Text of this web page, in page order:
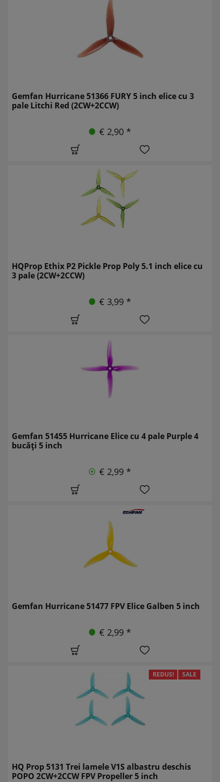
Gemfan Hurricane 51366 FURY 5 inch elice cu 3
pale Litchi Red (2CW+2CCW)
€ 2,90 *
HQProp Ethix P2 Pickle Prop Poly 5.1 inch elice cu
3 pale (2CW+2CCW)
€ 3,99 *
Gemfan 51455 Hurricane Elice cu 4 pale Purple 4
bucăți 5 inch
€ 2,99 *
Gemfan Hurricane 51477 FPV Elice Galben 5 inch
€ 2,99 *
REDUS! SALE
HQ Prop 5131 Trei lamele V1S albastru deschis
POPO 2CW+2CCW FPV Propeller 5 inch